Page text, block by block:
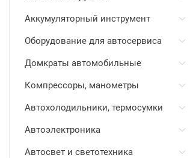
Аккумуляторный инструмент
Оборудование для автосервиса
Домкраты автомобильные
Компрессоры, манометры
Автохолодильники, термосумки
Автоэлектроника
Автосвет и светотехника